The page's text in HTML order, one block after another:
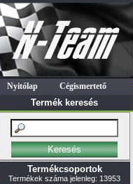
Nyitólap
Cégismertető
Termék keresés
Termékcsoportok
Termékek száma jelenleg: 13953